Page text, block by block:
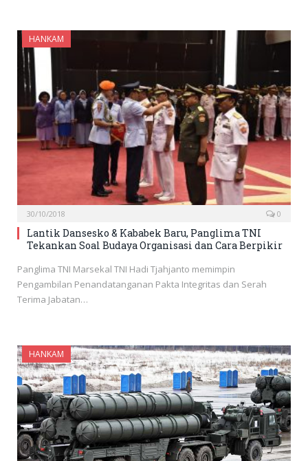
HANKAM
30/10/2018 0
Lantik Dansesko & Kababek Baru, Panglima TNI
Tekankan Soal Budaya Organisasi dan Cara Berpikir
Panglima TNI Marsekal TNI Hadi Tjahjanto memimpin
Pengambilan Penandatanganan Pakta Integritas dan Serah
Terima Jabatan…
HANKAM